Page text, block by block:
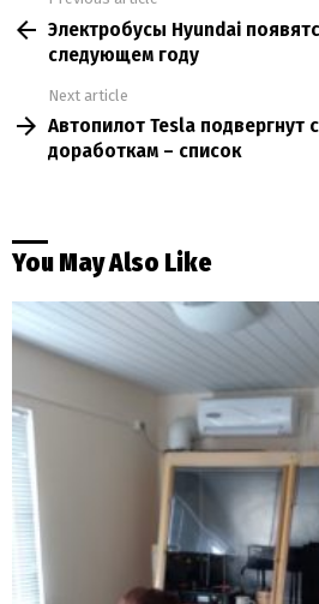
moreЭлектробусы Hyundai
следующем году
Next article
Автопилот Tesla подвергнут
доработкам – список
You May Also Like